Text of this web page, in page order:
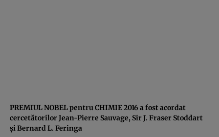
PREMIUL NOBEL pentru CHIMIE 2016 a fost acordat
cercetătorilor Jean-Pierre Sauvage, Sir J. Fraser Stoddart
şi Bernard L. Feringa